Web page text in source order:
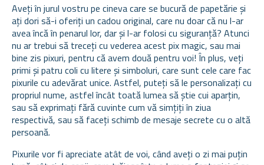
Aveți în jurul vostru pe cineva care se bucură de papetărie și
ați dori să-i oferiți un cadou original, care nu doar că nu l-ar
avea încă în penarul lor, dar și l-ar folosi cu siguranță? Atunci
nu ar trebui să treceți cu vederea acest pix magic, sau mai
bine zis pixuri, pentru că avem două pentru voi! În plus, veți
primi și patru coli cu litere și simboluri, care sunt cele care fac
pixurile cu adevărat unice. Astfel, puteți să le personalizați cu
propriul nume, astfel încât toată lumea să știe cui aparțin,
sau să exprimați fără cuvinte cum vă simțiți în ziua
respectivă, sau să faceți schimb de mesaje secrete cu o altă
persoană.
Pixurile vor fi apreciate atât de voi, când aveți o zi mai puțin